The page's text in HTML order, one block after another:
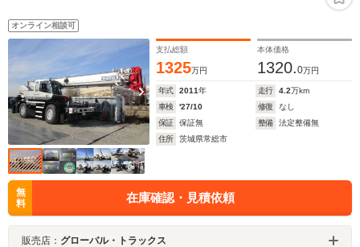
車線逸脱警報 オート
ライト
オンライン相談可
支払総額
1325万円
本体価格
1320.0万円
年式 2011年 走行 4.2万km
車検
'27/10 修復
なし
保証
保証無 整備
法定整備無
住所
茨城県常総市
無
料
在庫確認・見積依頼
販売店： グローバル・トラックス